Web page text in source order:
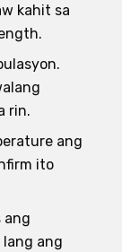
kahit sa
rin.
ang
ito
ang
ang